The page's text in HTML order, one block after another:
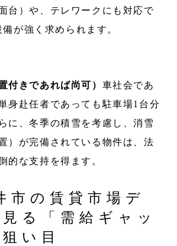
台）や、テレワークにも対応で
が強く求められます。
付きであれば尚可） 車社会であ
身赴任者であっても駐車場1台分
に、冬季の積雪を考慮し、消雪
）が完備されている物件は、法
的な支持を得ます。
市の賃貸市場デ
る「需給ギャッ
い目